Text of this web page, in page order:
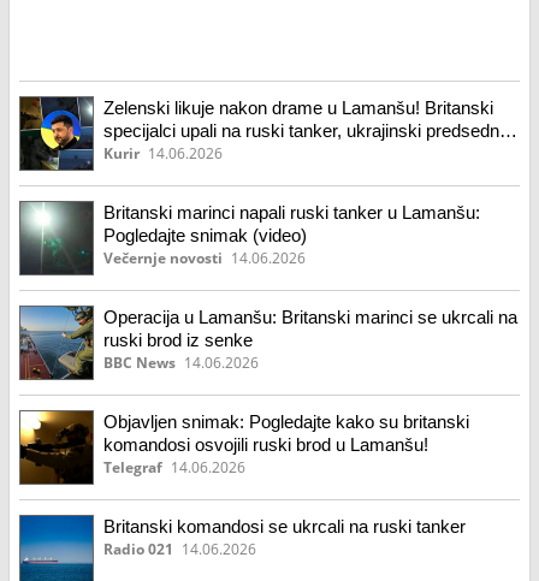
Zelenski likuje nakon drame u Lamanšu! Britanski
specijalci upali na ruski tanker, ukrajinski predsednik
traži od Evrope hitne mere za Moskvu (video)
Kurir 14.06.2026
Britanski marinci napali ruski tanker u Lamanšu:
Pogledajte snimak (video)
Večernje novosti 14.06.2026
Operacija u Lamanšu: Britanski marinci se ukrcali na
ruski brod iz senke
BBC News 14.06.2026
Objavljen snimak: Pogledajte kako su britanski
komandosi osvojili ruski brod u Lamanšu!
Telegraf 14.06.2026
Britanski komandosi se ukrcali na ruski tanker
Radio 021 14.06.2026